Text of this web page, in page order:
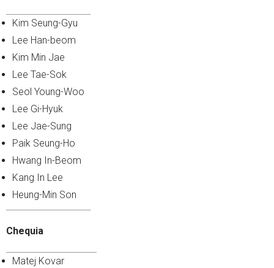
Kim Seung-Gyu
Lee Han-beom
Kim Min Jae
Lee Tae-Sok
Seol Young-Woo
Lee Gi-Hyuk
Lee Jae-Sung
Paik Seung-Ho
Hwang In-Beom
Kang In Lee
Heung-Min Son
Chequia
Matej Kovar